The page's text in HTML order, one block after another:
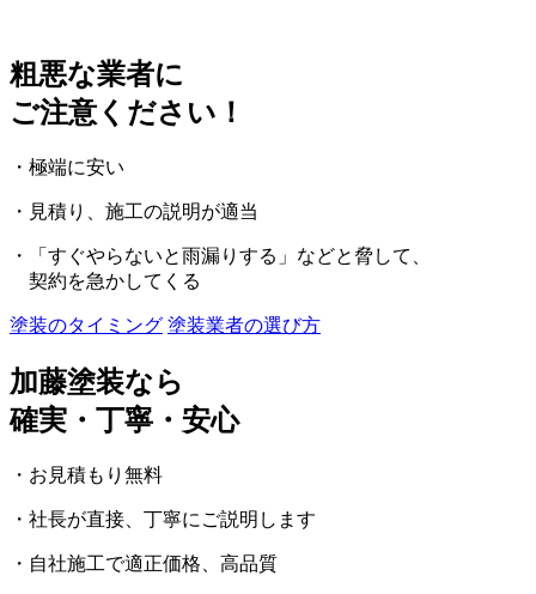
粗悪な業者に
ご注意ください！
・極端に安い
・見積り、施工の説明が適当
・「すぐやらないと雨漏りする」などと脅して、
契約を急かしてくる
塗装のタイミング 塗装業者の選び方
加藤塗装なら
確実・丁寧・安心
・お見積もり無料
・社長が直接、丁寧にご説明します
・自社施工で適正価格、高品質